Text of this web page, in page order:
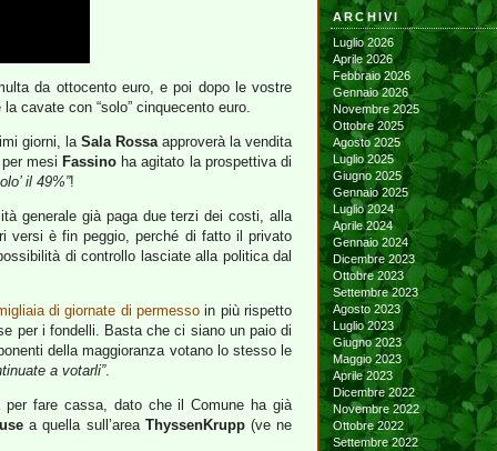
da ottocento euro, e poi dopo le vostre
cavate con “solo” cinquecento euro.
giorni, la Sala Rossaapproverà la vendita
mesi Fassino ha agitato la prospettiva di
il 49%”!
generale già paga due terzi dei costi, alla
versi è fin peggio, perché di fatto il privato
di controllo lasciate alla politica dal
di giornate di permesso in più rispetto
per i fondelli. Basta che ci siano un paio di
della maggioranza votano lo stesso le
a votarli”.
per fare cassa, dato che il Comune ha già
a quella sull’area ThyssenKrupp(ve ne
ARCHIVI
Luglio 2026
Aprile 2026
Febbraio 2026
Gennaio 2026
Novembre 2025
Ottobre 2025
Agosto 2025
Luglio 2025
Giugno 2025
Gennaio 2025
Luglio 2024
Aprile 2024
Gennaio 2024
Dicembre 2023
Ottobre 2023
Settembre 2023
Agosto 2023
Luglio 2023
Giugno 2023
Maggio 2023
Aprile 2023
Dicembre 2022
Novembre 2022
Ottobre 2022
Settembre 2022